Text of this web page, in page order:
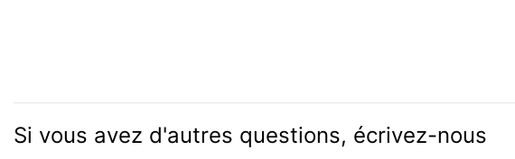
Si vous avez d'autres questions, écrivez-nous